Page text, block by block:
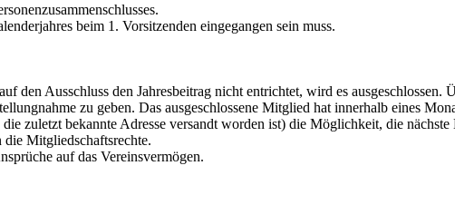
beim 1. Vorsitzenden eingegangen sein muss.
Ausschluss den Jahresbeitrag nicht entrichtet, wird es ausgeschlossen.
zu geben. Das ausgeschlossene Mitglied hat innerhalb eines
zuletzt bekannte Adresse versandt worden ist) die Möglichkeit, die
Mitgliedschaftsrechte.
auf das Vereinsvermögen.